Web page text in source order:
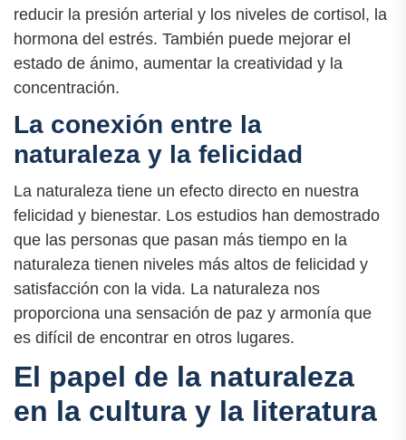
reducir la presión arterial y los niveles de cortisol, la
hormona del estrés. También puede mejorar el
estado de ánimo, aumentar la creatividad y la
concentración.
La conexión entre la
naturaleza y la felicidad
La naturaleza tiene un efecto directo en nuestra
felicidad y bienestar. Los estudios han demostrado
que las personas que pasan más tiempo en la
naturaleza tienen niveles más altos de felicidad y
satisfacción con la vida. La naturaleza nos
proporciona una sensación de paz y armonía que
es difícil de encontrar en otros lugares.
El papel de la naturaleza
en la cultura y la literatura